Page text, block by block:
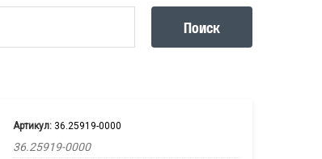
Поиск
Артикул: 36.25919-0000
36.25919-0000